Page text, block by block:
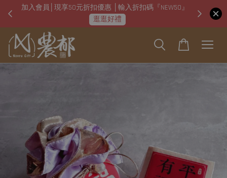
加入會員│現享50元折扣優惠 │輸入折扣碼『NEW50』
逛逛好禮
即日